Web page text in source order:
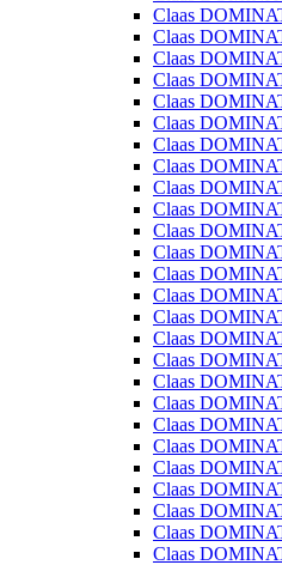
Claas
Claas
Claas
Claas
Claas
Claas
Claas
Claas
Claas
Claas
Claas
Claas
Claas
Claas
Claas
Claas
Claas
Claas
Claas
Claas
Claas
Claas
Claas
Claas
Claas
Claas